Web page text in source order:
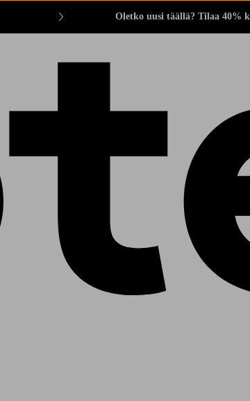
Oletko uusi täällä? Tilaa 40%